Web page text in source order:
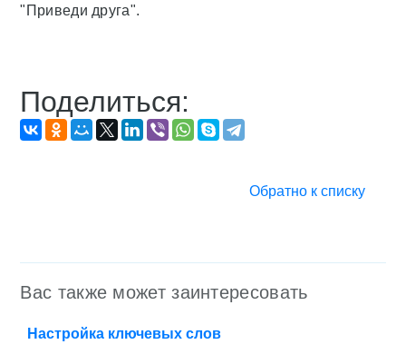
"Приведи друга".
Поделиться:
Обратно к списку
Вас также может заинтересовать
Настройка ключевых слов